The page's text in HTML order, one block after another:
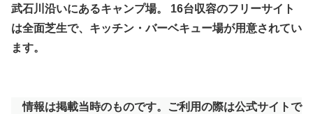
武石川沿いにあるキャンプ場。 16台収容のフリーサイト
は全面芝生で、キッチン・バーベキュー場が用意されてい
ます。
情報は掲載当時のものです。ご利用の際は公式サイトで